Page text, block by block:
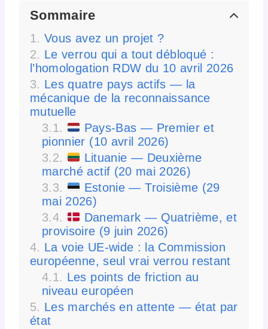
Sommaire
Vous avez un projet ?
Le verrou qui a tout débloqué :
l’homologation RDW du 10 avril 2026
Les quatre pays actifs — la
mécanique de la reconnaissance
mutuelle
Pays-Bas — Premier et
pionnier (10 avril 2026)
Lituanie — Deuxième
marché actif (20 mai 2026)
Estonie — Troisième (29
mai 2026)
Danemark — Quatrième, et
provisoire (9 juin 2026)
La voie UE-wide : la Commission
européenne, seul vrai verrou restant
Les points de friction au
niveau européen
Les marchés en attente — état par
état